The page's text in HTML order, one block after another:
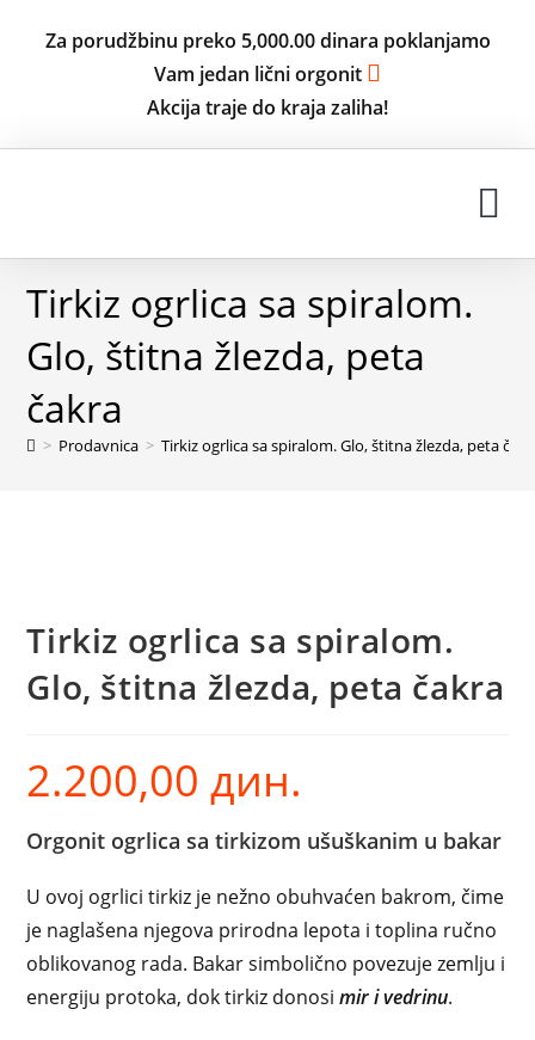
Za porudžbinu preko 5,000.00 dinara poklanjamo
Vam jedan lični orgonit
Akcija traje do kraja zaliha!
Tirkiz ogrlica sa spiralom.
Glo, štitna žlezda, peta
čakra
> Prodavnica > Tirkiz ogrlica sa spiralom. Glo, štitna žlezda, peta
Tirkiz ogrlica sa spiralom.
Glo, štitna žlezda, peta čakra
2.200,00дин.
Orgonit ogrlica sa tirkizom ušuškanim u bakar
U ovoj ogrlicitirkiz je nežno obuhvaćen bakrom, čime
je naglašena njegova prirodna lepota i toplina ručno
oblikovanog rada. Bakar simbolično povezuje zemlju i
energiju protoka, dok tirkiz donosimir i vedrinu.